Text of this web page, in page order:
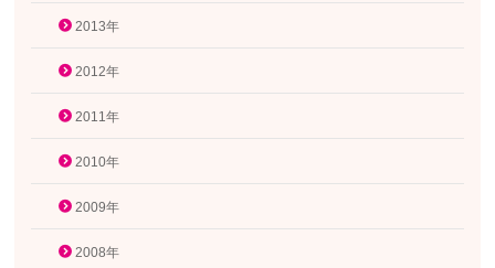
2013年
2012年
2011年
2010年
2009年
2008年